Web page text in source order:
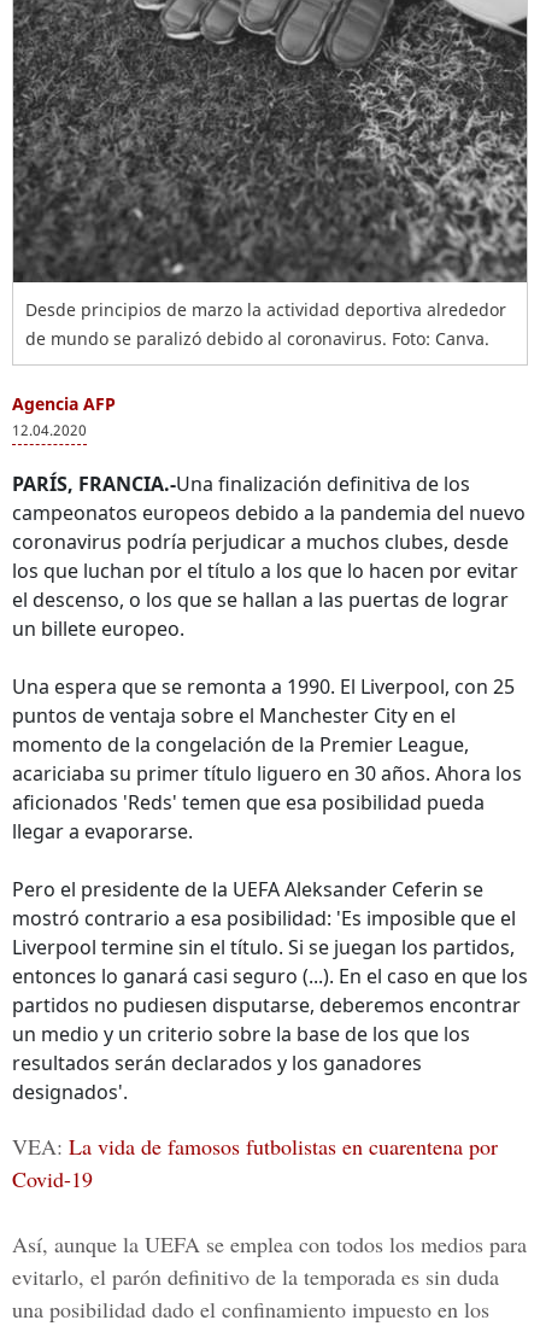
Desde principios de marzo la actividad deportiva alrededor
de mundo se paralizó debido al coronavirus. Foto: Canva.
Agencia AFP
12.04.2020
PARÍS, FRANCIA.-Una finalización definitiva de los
campeonatos europeos debido a la pandemia del nuevo
coronavirus podría perjudicar a muchos clubes, desde
los que luchan por el título a los que lo hacen por evitar
el descenso, o los que se hallan a las puertas de lograr
un billete europeo.
Una espera que se remonta a 1990. El Liverpool, con 25
puntos de ventaja sobre el Manchester City en el
momento de la congelación de la Premier League,
acariciaba su primer título liguero en 30 años. Ahora los
aficionados 'Reds' temen que esa posibilidad pueda
llegar a evaporarse.
Pero el presidente de la UEFA Aleksander Ceferin se
mostró contrario a esa posibilidad: 'Es imposible que el
Liverpool termine sin el título. Si se juegan los partidos,
entonces lo ganará casi seguro (...). En el caso en que los
partidos no pudiesen disputarse, deberemos encontrar
un medio y un criterio sobre la base de los que los
resultados serán declarados y los ganadores
designados'.
VEA: La vida de famosos futbolistas en cuarentena por
Covid-19
Así, aunque la UEFA se emplea con todos los medios para
evitarlo, el parón definitivo de la temporada es sin duda
una posibilidad dado el confinamiento impuesto en los